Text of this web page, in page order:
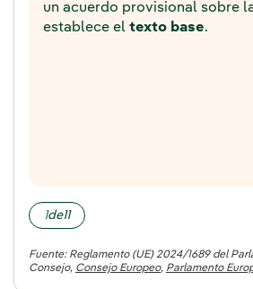
un acuerdo provisional sobre
establece el texto base.
1de11
Fuente: Reglamento (UE) 2024/1689 del
Consejo, Consejo Europeo, Parlamento